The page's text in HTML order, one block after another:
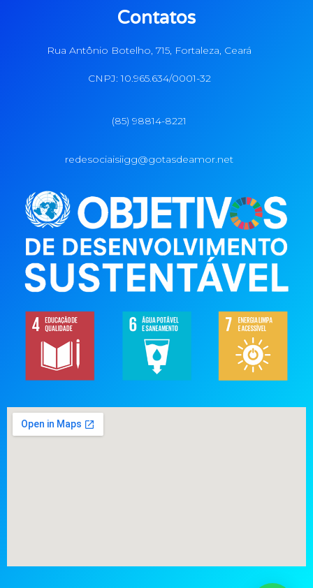
Contatos
Rua Antônio Botelho, 715, Fortaleza, Ceará
CNPJ: 10.965.634/0001-32
(85) 98814-8221
redesociaisiigg@gotasdeamor.net